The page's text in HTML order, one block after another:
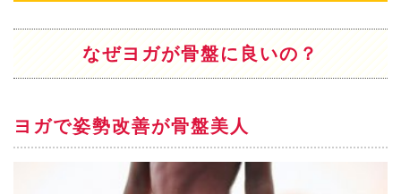
なぜヨガが骨盤に良いの？
ヨガで姿勢改善が骨盤美人